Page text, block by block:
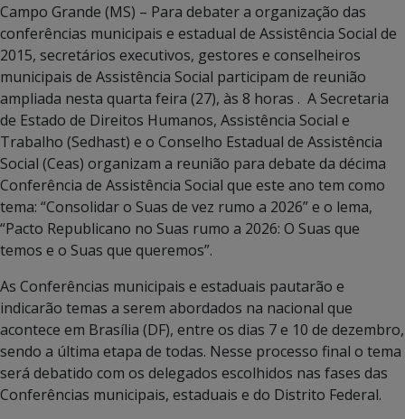
Campo Grande (MS) – Para debater a organização das
conferências municipais e estadual de Assistência Social de
2015, secretários executivos, gestores e conselheiros
municipais de Assistência Social participam de reunião
ampliada nesta quarta feira (27), às 8 horas . A Secretaria
de Estado de Direitos Humanos, Assistência Social e
Trabalho (Sedhast) e o Conselho Estadual de Assistência
Social (Ceas) organizam a reunião para debate da décima
Conferência de Assistência Social que este ano tem como
tema: “Consolidar o Suas de vez rumo a 2026” e o lema,
“Pacto Republicano no Suas rumo a 2026: O Suas que
temos e o Suas que queremos”.
As Conferências municipais e estaduais pautarão e
indicarão temas a serem abordados na nacional que
acontece em Brasília (DF), entre os dias 7 e 10 de dezembro,
sendo a última etapa de todas. Nesse processo final o tema
será debatido com os delegados escolhidos nas fases das
Conferências municipais, estaduais e do Distrito Federal.